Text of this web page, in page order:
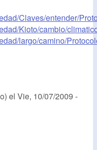
Claves/entender/
Kioto/cambio/
largo/camino/
el Vie, 10/07/2009 -